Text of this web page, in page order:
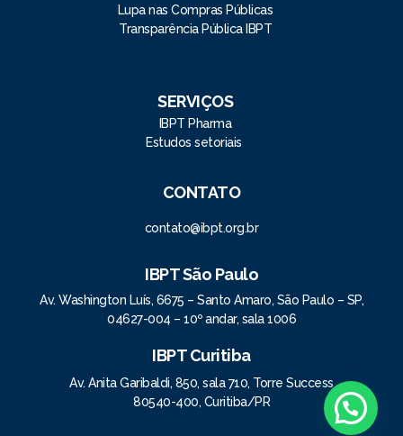
Lupa nas Compras Públicas
Transparência Pública IBPT
SERVIÇOS
IBPT Pharma
Estudos setoriais
CONTATO
contato@ibpt.org.br
IBPT São Paulo
Av. Washington Luís, 6675 – Santo Amaro, São Paulo – SP,
04627-004 – 10º andar, sala 1006
IBPT Curitiba
Av. Anita Garibaldi, 850, sala 710, Torre Success
80540-400, Curitiba/PR
Posso ajudar?